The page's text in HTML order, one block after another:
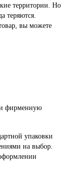
территории. Но
теряются.
вы можете
фирменную
упаковки
на выбор.